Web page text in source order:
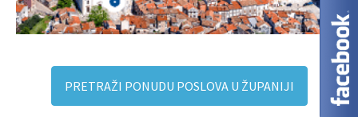
PRETRAŽI PONUDU POSLOVA U ŽUPANIJI